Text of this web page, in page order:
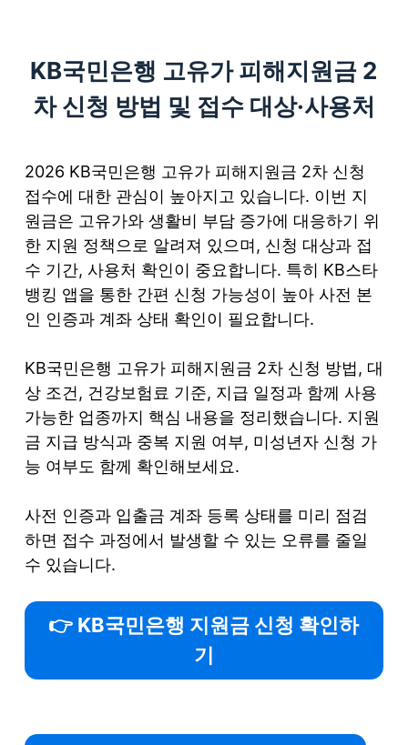
c
o
n
e
n
KB국민은행 고유가 피해지원금 2
차 신청 방법 및 접수 대상·사용처
2026 KB국민은행 고유가 피해지원금 2차 신청
접수에 대한 관심이 높아지고 있습니다. 이번 지
원금은 고유가와 생활비 부담 증가에 대응하기 위
한 지원 정책으로 알려져 있으며, 신청 대상과 접
수 기간, 사용처 확인이 중요합니다. 특히 KB스타
뱅킹 앱을 통한 간편 신청 가능성이 높아 사전 본
인 인증과 계좌 상태 확인이 필요합니다.
KB국민은행 고유가 피해지원금 2차 신청 방법, 대
상 조건, 건강보험료 기준, 지급 일정과 함께 사용
가능한 업종까지 핵심 내용을 정리했습니다. 지원
금 지급 방식과 중복 지원 여부, 미성년자 신청 가
능 여부도 함께 확인해보세요.
사전 인증과 입출금 계좌 등록 상태를 미리 점검
하면 접수 과정에서 발생할 수 있는 오류를 줄일
수 있습니다.
👉 KB국민은행 지원금 신청 확인하
기